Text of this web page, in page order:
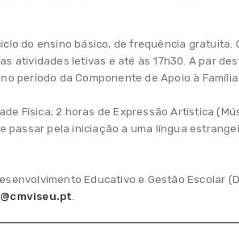
do ensino básico, de frequência gratuita.
atividades letivas e até às 17h30. A par
período da Componente de Apoio à Família
Física; 2 horas de Expressão Artística
pela iniciação a uma língua
Educativo e Gestão Escolar